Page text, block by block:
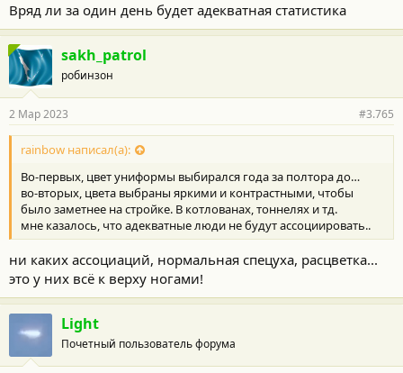
Вряд ли за один день будет адекватная статистика
sakh_patrol
робинзон
2 Мар 2023 #3.765
rainbow написал(а):
Во-первых, цвет униформы выбирался года за полтора до…
во-вторых, цвета выбраны яркими и контрастными, чтобы
было заметнее на стройке. В котлованах, тоннелях и тд.
мне казалось, что адекватные люди не будут ассоциировать..
ни каких ассоциаций, нормальная спецуха, расцветка...
это у них всё к верху ногами!
Light
Почетный пользователь форума